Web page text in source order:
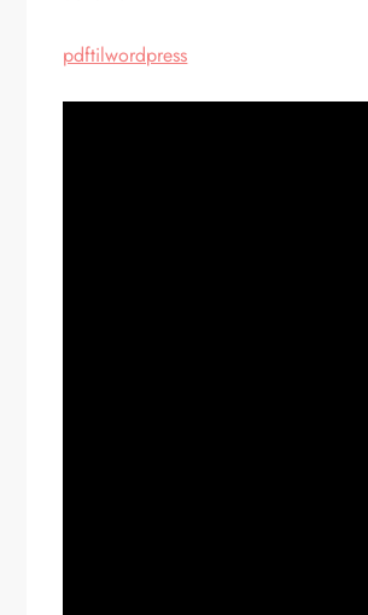
pdftilwordpress